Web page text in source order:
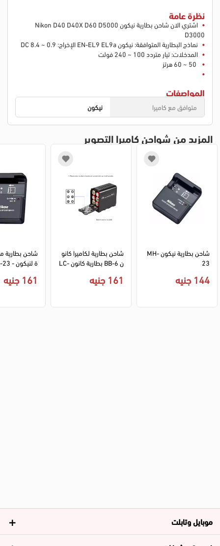
نظرة عامة
اشتري الان شاحن بطارية نيكون Nikon D40 D40X D60 D5000
D3000
نماذج البطارية المتوافقة: نيكون EN-EL9 EL9a الإخراج: DC 8.4 ~ 0.9
المدخلات: تيار متردد 100 ~ 240 فولت
المواصفات
متوافق مع كاميرا نيكون
المزيد من شواحن كاميرا التصوير
شاحن بطارية نيكون MH-
23
144 جنيه
شاحن بطارية لكاميرا كانو
ن BB-6 بطارية كانون LC-
161 جنيه
شاحن بطارية
ة لنيكون - MH-23
161 جنيه
موبايل وتابلت